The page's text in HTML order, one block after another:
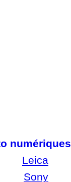
numériques
Leica
Sony